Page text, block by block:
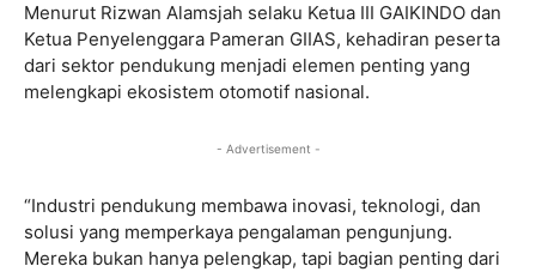
Menurut Rizwan Alamsjah selaku Ketua III GAIKINDO dan
Ketua Penyelenggara Pameran GIIAS, kehadiran peserta
dari sektor pendukung menjadi elemen penting yang
melengkapi ekosistem otomotif nasional.
- Advertisement -
“Industri pendukung membawa inovasi, teknologi, dan
solusi yang memperkaya pengalaman pengunjung.
Mereka bukan hanya pelengkap, tapi bagian penting dari